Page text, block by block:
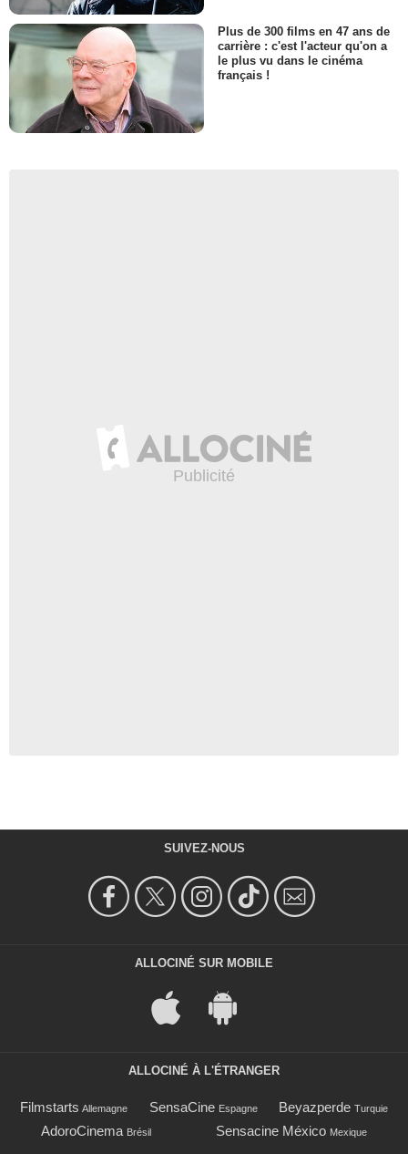
Plus de 300 films en 47 ans de
carrière : c'est l'acteur qu'on a
le plus vu dans le cinéma
français !
SUIVEZ-NOUS
ALLOCINÉ SUR MOBILE
ALLOCINÉ À L'ÉTRANGER
Filmstarts Allemagne SensaCine Espagne Beyazperde Turquie
AdoroCinema Brésil Sensacine México Mexique